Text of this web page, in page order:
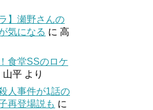
】瀬野さんの
気になる に 高
食堂SSのロケ
山平 より
人事件が1話の
再登場説も に